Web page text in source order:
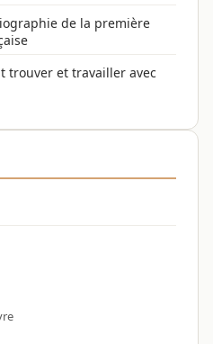
de la première
trouver et travailler avec